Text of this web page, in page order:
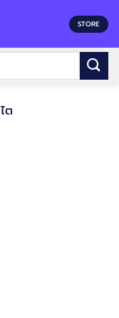
STORE
ไต